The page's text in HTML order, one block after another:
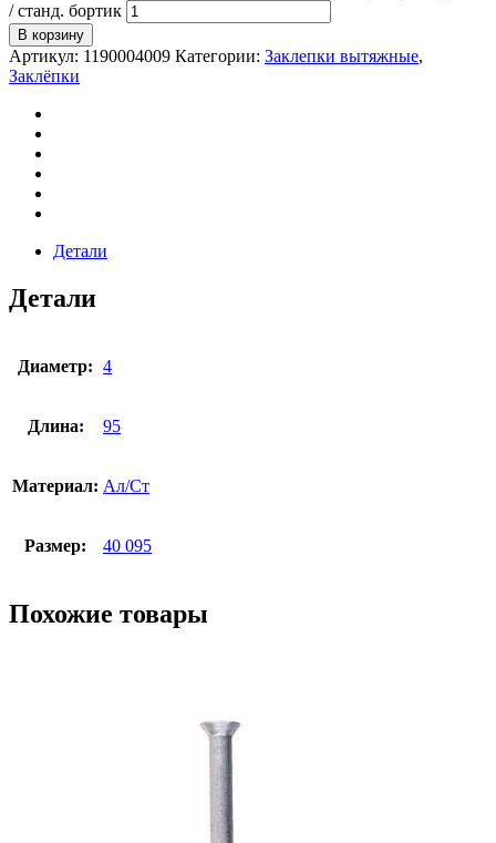
/ станд. бортик
В корзину
Артикул: 1190004009 Категории: Заклепки вытяжные,
Заклёпки
Детали
Детали
Диаметр: 4
Длина: 95
Материал: Ал/Ст
Размер: 40 095
Похожие товары